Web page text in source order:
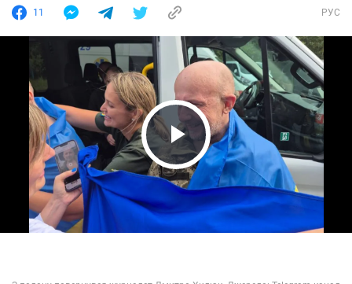
11 РУС
Play Video